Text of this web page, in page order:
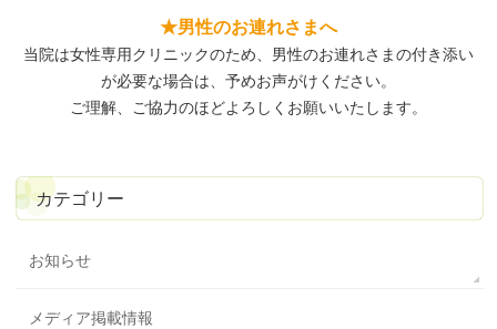
★男性のお連れさまへ
当院は女性専用クリニックのため、 男性のお連れさまの付き添い
が必要な場合は、予めお声がけください。
ご理解、ご協力のほどよろしくお願いいたします。
カテゴリー
お知らせ
メディア掲載情報